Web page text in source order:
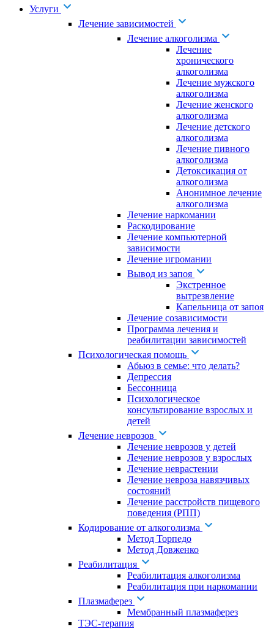
Услуги
Лечение зависимостей
Лечение алкоголизма
Лечение
хронического
алкоголизма
Лечение мужского
алкоголизма
Лечение женского
алкоголизма
Лечение детского
алкоголизма
Лечение пивного
алкоголизма
Детоксикация от
алкоголизма
Анонимное лечение
алкоголизма
Лечение наркомании
Раскодирование
Лечение компьютерной
зависимости
Лечение игромании
Вывод из запоя
Экстренное
вытрезвление
Капельница от запоя
Лечение созависимости
Программа лечения и
реабилитации зависимостей
Психологическая помощь
Абьюз в семье: что делать?
Депрессия
Бессонница
Психологическое
консультирование взрослых и
детей
Лечение неврозов
Лечение неврозов у детей
Лечение неврозов у взрослых
Лечение неврастении
Лечение невроза навязчивых
состояний
Лечение расстройств пищевого
поведения (РПП)
Кодирование от алкоголизма
Метод Торпедо
Метод Довженко
Реабилитация
Реабилитация алкоголизма
Реабилитация при наркомании
Плазмаферез
Мембранный плазмаферез
ТЭС-терапия